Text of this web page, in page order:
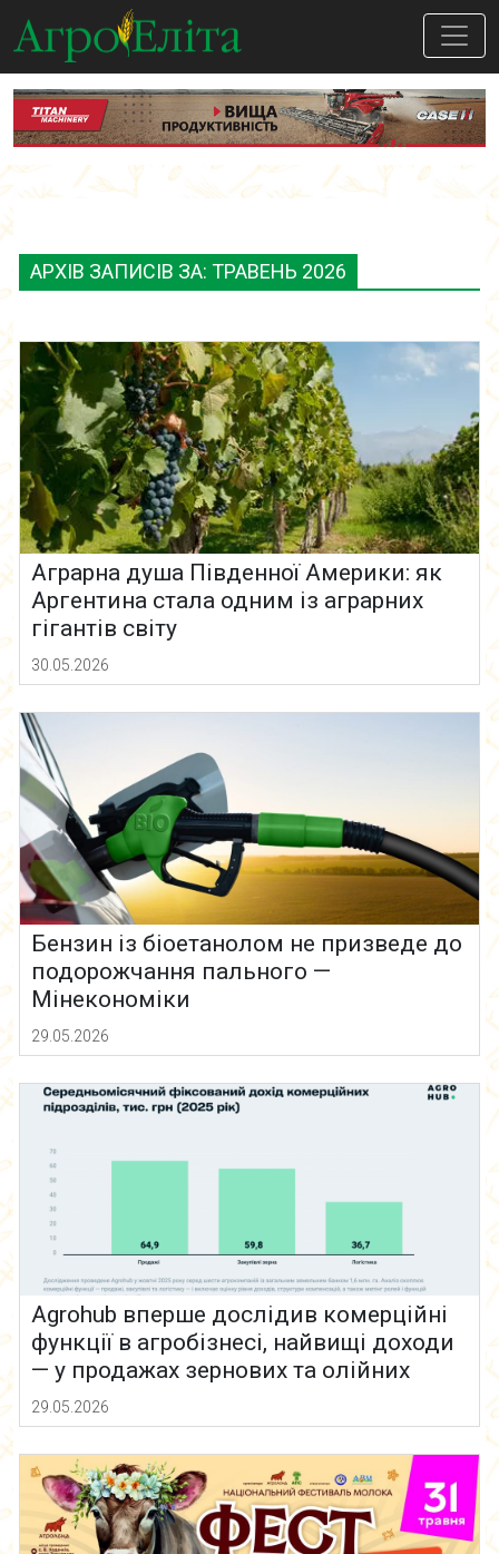
АРХІВ ЗАПИСІВ ЗА: ТРАВЕНЬ 2026
Аграрна душа Південної Америки: як
Аргентина стала одним із аграрних
гігантів світу
30.05.2026
Бензин із біоетанолом не призведе до
подорожчання пального —
Мінекономіки
29.05.2026
Agrohub вперше дослідив комерційні
функції в агробізнесі, найвищі доходи
— у продажах зернових та олійних
29.05.2026